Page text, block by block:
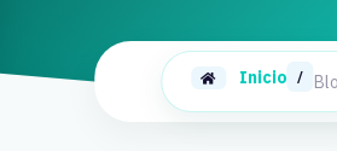
Inicio /